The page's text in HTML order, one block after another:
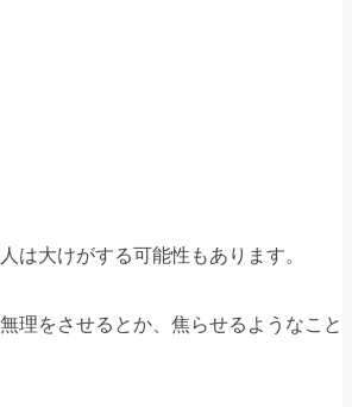
は大けがする可能性もあります。
理をさせるとか、焦らせるようなこと